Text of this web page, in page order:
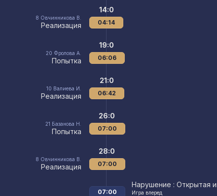
8 Овчинникова В.
Реализация
14:0
04:14
20 Фролова А.
Попытка
19:0
06:06
10 Валиева И.
Реализация
21:0
06:42
21 Базанова Н.
Попытка
26:0
07:00
8 Овчинникова В.
Реализация
28:0
07:00
Нарушение : Открытая
Игра вперед
07:00